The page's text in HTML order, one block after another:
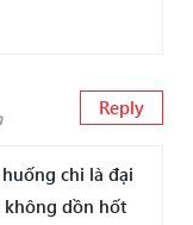
Reply
chi là đại
không dồn hốt